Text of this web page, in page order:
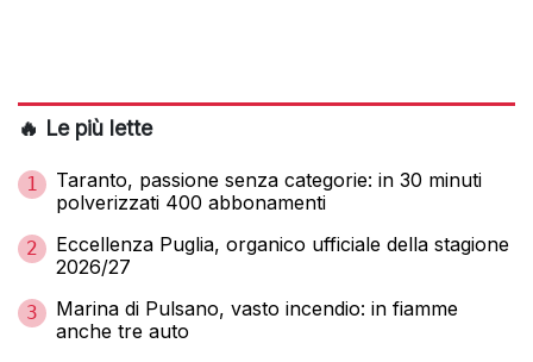
🔥 Le più lette
1
Taranto, passione senza categorie: in 30 minuti
polverizzati 400 abbonamenti
2
Eccellenza Puglia, organico ufficiale della stagione
2026/27
3
Marina di Pulsano, vasto incendio: in fiamme
anche tre auto